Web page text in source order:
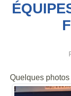
Quelques